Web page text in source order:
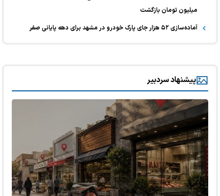
میلیون تومان بازگشت
آماده‌سازی ۵۲ هزار جای پارک خودرو در مشهد برای دهه پایانی صفر
پیشنهاد سردبیر